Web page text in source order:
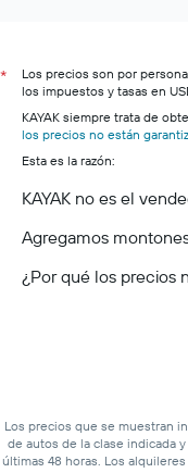
Renta de autos en
Renta de autos en
Renta de autos en
Renta de autos en
Renta de autos en
Renta de autos en
Renta de autos en
*
Los precios son por
los impuestos y tasas en
KAYAK siempre trata de
los precios no están
Esta es la razón:
KAYAK no es el
Agregamos
¿Por qué los precios
Los precios que se muestran
de autos de la clase indicada
últimas 48 horas. Los